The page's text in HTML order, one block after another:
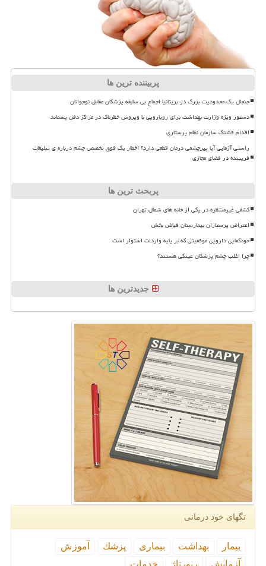
پربیننده ترین ها
جنجال یک محدودیت بزرگ در بریتانیا اجماع بی سابقه پزشکان مقابل نوجوانان
دستور ویژه وزارت بهداشت برای رویارویی با ویروس خطرناک در مراکز دفن پسماند
اقدام قشنگ سازمان نظام پرستاری
راستی آزمایی آیا پیرچشمی درمان قطعی دارد؟ اخطار یک فوق تخصص چشم درباره ی تبلیغات
فریبنده در فضای مجازی
پربحث ترین ها
کشفی غیرمنتظره در یکی از خانه های شمال تهران
اعتراض پرستاران بیمارستان فیاض بخش
خودکفایی دارویی موفقیتی که بر پایه واردات استوار است
چرا اغلب چشم پزشکان عینکی هستند؟
جدیدترین ها
تگهای خود درمانی
بیمار بهداشت بیماری پزشك
آموزش
آزمایش
رپورتاژ خدمات